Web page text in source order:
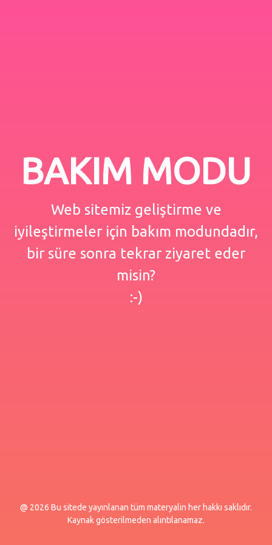
BAKIM MODU
Web sitemiz geliştirme ve
iyileştirmeler için bakım modundadır,
bir süre sonra tekrar ziyaret eder
misin?
:-)
@ 2026 Bu sitede yayınlanan tüm materyalin her hakkı saklıdır.
Kaynak gösterilmeden alıntılanamaz.